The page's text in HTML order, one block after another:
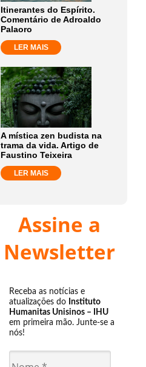
Itinerantes do Espírito.
Comentário de Adroaldo
Palaoro
LER MAIS
A mística zen budista na
trama da vida. Artigo de
Faustino Teixeira
LER MAIS
Assine a
Newsletter
Receba as notícias e
atualizações do Instituto
Humanitas Unisinos – IHU
em primeira mão. Junte-se a
nós!